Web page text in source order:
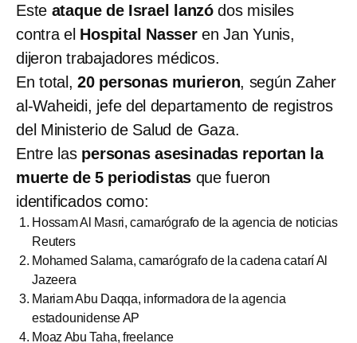
Este ataque de Israel lanzó dos misiles
contra el Hospital Nasseren Jan Yunis,
dijeron trabajadores médicos.
En total,20 personas murieron, según Zaher
al-Waheidi, jefe del departamento de registros
del Ministerio de Salud de Gaza.
Entre las personas asesinadas reportan la
muerte de 5 periodistas que fueron
identificados como:
Hossam Al Masri, camarógrafo de la agencia de noticias
Reuters
Mohamed Salama, camarógrafo de la cadena catarí Al
Jazeera
Mariam Abu Daqqa, informadora de la agencia
estadounidense AP
Moaz Abu Taha, freelance